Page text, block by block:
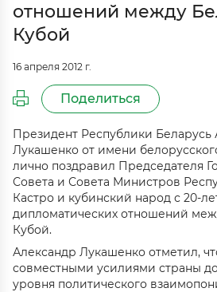
отношений между
Кубой
16 апреля 2012 г.
Поделиться
Президент Республики Беларусь
Лукашенко от имени
лично поздравил Председателя
Совета и Совета Министров
Кастро и кубинский народ с 20-
дипломатических отношений
Кубой.
Александр Лукашенко отметил,
совместными усилиями страны
уровня политического